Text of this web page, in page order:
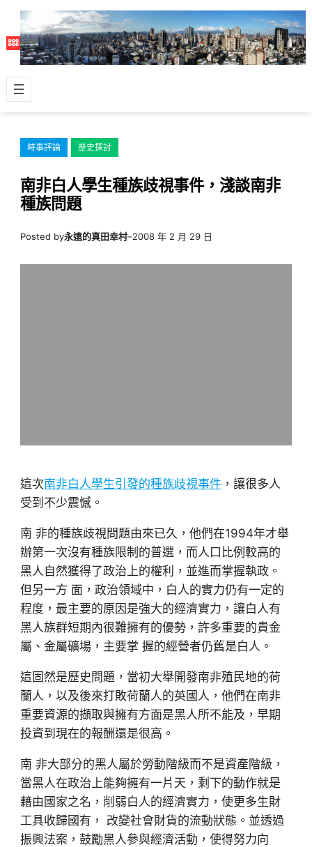
主
容
時事評論 歷史探討
南非白人學生種族歧視事件，淺談南非
種族問題
Posted by永遠的真田幸村–2008 年 2 月 29 日
這次南非白人學生引發的種族歧視事件，讓很多人
受到不少震憾。
南 非的種族歧視問題由來已久，他們在1994年才舉
辦第一次沒有種族限制的普選，而人口比例較高的
黑人自然獲得了政治上的權利，並進而掌握執政。
但另一方 面，政治領域中，白人的實力仍有一定的
程度，最主要的原因是強大的經濟實力，讓白人有
黑人族群短期內很難擁有的優勢，許多重要的貴金
屬、金屬礦場，主要掌 握的經營者仍舊是白人。
這固然是歷史問題，當初大舉開發南非殖民地的荷
蘭人，以及後來打敗荷蘭人的英國人，他們在南非
重要資源的擷取與擁有方面是黑人所不能及，早期
投資到現在的報酬還是很高。
南 非大部分的黑人屬於勞動階級而不是資產階級，
當黑人在政治上能夠擁有一片天，剩下的動作就是
藉由國家之名，削弱白人的經濟實力，使更多生財
工具收歸國有， 改變社會財貨的流動狀態。並透過
振興法案，鼓勵黑人參與經濟活動，使得努力向